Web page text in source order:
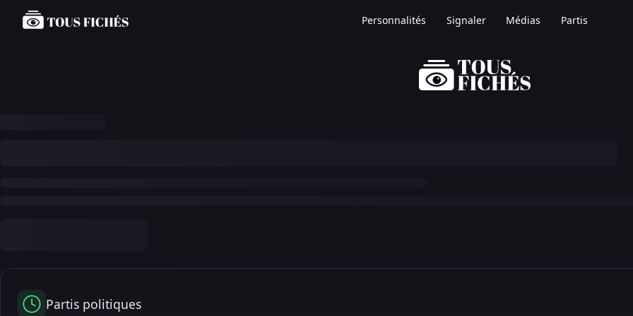
Personnalités Signaler Médias Partis
Partis politiques